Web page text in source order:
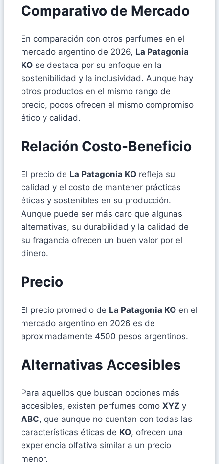
Comparativo de Mercado
En comparación con otros perfumes en el
mercado argentino de 2026, La Patagonia
KO se destaca por su enfoque en la
sostenibilidad y la inclusividad. Aunque hay
otros productos en el mismo rango de
precio, pocos ofrecen el mismo compromiso
ético y calidad.
Relación Costo-Beneficio
El precio de La Patagonia KO refleja su
calidad y el costo de mantener prácticas
éticas y sostenibles en su producción.
Aunque puede ser más caro que algunas
alternativas, su durabilidad y la calidad de
su fragancia ofrecen un buen valor por el
dinero.
Precio
El precio promedio de La Patagonia KO en el
mercado argentino en 2026 es de
aproximadamente 4500 pesos argentinos.
Alternativas Accesibles
Para aquellos que buscan opciones más
accesibles, existen perfumes como XYZ y
ABC, que aunque no cuentan con todas las
características éticas de KO, ofrecen una
experiencia olfativa similar a un precio
menor.